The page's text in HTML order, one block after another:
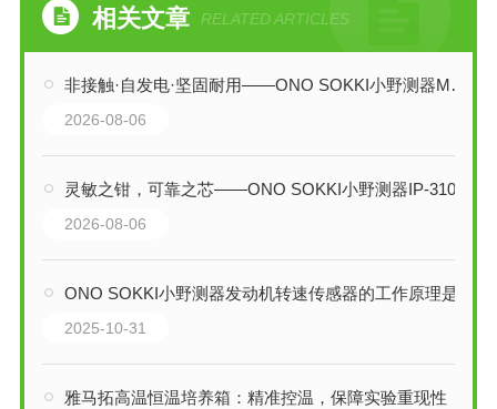
相关文章 RELATED ARTICLES
非接触·自发电·坚固耐用——ONO SOKKI小野测器MP-9100电磁式转速传感器
2026-08-06
灵敏之钳，可靠之芯——ONO SOKKI小野测器IP-3100发动机转速传感器技术解析
2026-08-06
ONO SOKKI小野测器发动机转速传感器的工作原理是什么
2025-10-31
雅马拓高温恒温培养箱：精准控温，保障实验重现性